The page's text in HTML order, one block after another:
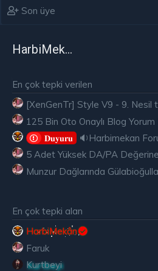
Son üye
HarbiMekân
En çok tepki verilen
[XenGenTr] Style V9 - 9. Nesil
𝐃𝐮𝐲𝐮𝐫𝐮
🔉Harbimekan
En çok tepki alan
HarbiMekân
Faruk
Kurtbeyi